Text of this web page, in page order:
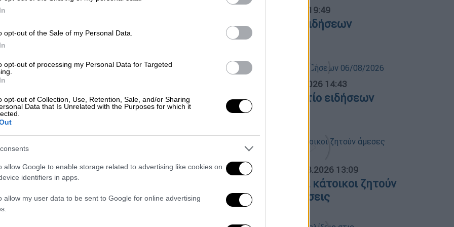
opt-out of the Sale of my Personal Data.
opt-out of processing my Personal Data for Targeted
opt-out of Collection, Use, Retention, Sale, and/or Sharing
Data that Is Unrelated with the Purposes for which it
allow Google to enable storage related to advertising like cookies on
identifiers in apps.
allow my user data to be sent to Google for online advertising
αλλά και στον δράστη, ενώ το
μήνυση κατά του Μαροκινού
Θεσσαλονίκη: Επεισόδιο με
τραυματία αλλοδαπό
Θύμα είναι νεαρός Μαροκινός, ο
οποίος δέχθηκε επίθεση από ομάδα
αλλοδαπών
05.08.2026 19:49
Κεντρικό δελτίο ειδήσεων
05/08/2026
06.08.2026 14:43
Μεσημεριανό δελτίο ειδήσεων
06/08/2026
ΑΠΟΣΠΑΣΜΑΤΑ... 06.08.2026 13:09
Πόρτο Γερμενό: Οι κάτοικοι ζητούν
άμεσες αποζημιώσεις